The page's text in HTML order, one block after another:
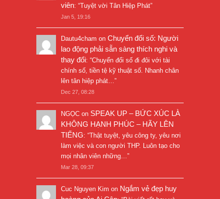
viên: “Tuyệt vời Tân Hiệp Phát”
Jan 5, 19:16
Dautu4cham on Chuyển đổi số: Người
lao động phải sẵn sàng thích nghi và
thay đổi: “Chuyển đổi số đi đôi với tài
chính số, tiền tệ kỹ thuật số. Nhanh chân
lên tân hiệp phát… ”
Dec 27, 08:28
NGỌC on SPEAK UP – BỨC XÚC LÀ
KHÔNG HẠNH PHÚC – HÃY LÊN
TIẾNG: “Thật tuyệt, yêu công ty, yêu nơi
làm việc và con người THP. Luôn tạo cho
mọi nhân viên những… ”
Mar 28, 09:37
Cuc Nguyen Kim on Ngắm vẻ đẹp huy